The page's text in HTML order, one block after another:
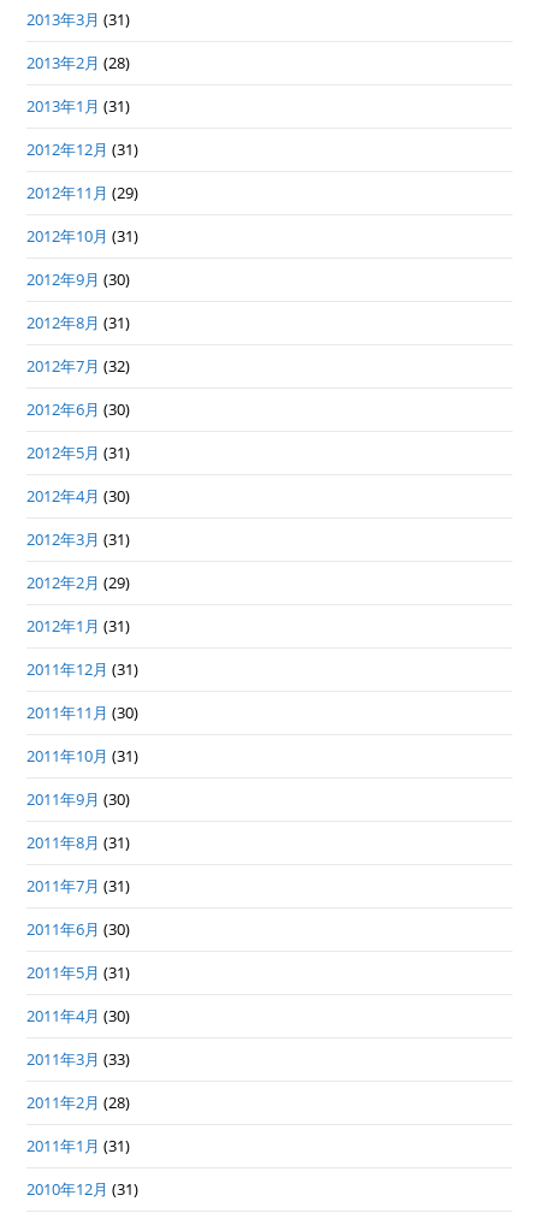
2013年3月 (31)
2013年2月 (28)
2013年1月 (31)
2012年12月 (31)
2012年11月 (29)
2012年10月 (31)
2012年9月 (30)
2012年8月 (31)
2012年7月 (32)
2012年6月 (30)
2012年5月 (31)
2012年4月 (30)
2012年3月 (31)
2012年2月 (29)
2012年1月 (31)
2011年12月 (31)
2011年11月 (30)
2011年10月 (31)
2011年9月 (30)
2011年8月 (31)
2011年7月 (31)
2011年6月 (30)
2011年5月 (31)
2011年4月 (30)
2011年3月 (33)
2011年2月 (28)
2011年1月 (31)
2010年12月 (31)